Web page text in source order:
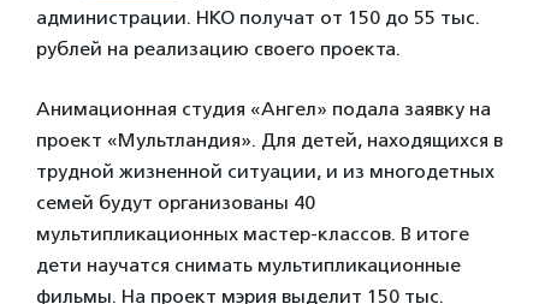
администрации. НКО получат от 150 до 55 тыс.
рублей на реализацию своего проекта.
Анимационная студия «Ангел» подала заявку на
проект «Мультландия». Для детей, находящихся в
трудной жизненной ситуации, и из многодетных
семей будут организованы 40
мультипликационных мастер-классов. В итоге
дети научатся снимать мультипликационные
фильмы. На проект мэрия выделит 150 тыс.